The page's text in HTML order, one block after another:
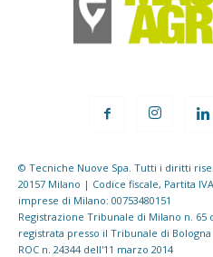
© Tecniche Nuove Spa. Tutti i diritti
20157 Milano | Codice fiscale, Partita
imprese di Milano: 00753480151
Registrazione Tribunale di Milano n. 65
registrata presso il Tribunale di Bologna
ROC n. 24344 dell'11 marzo 2014